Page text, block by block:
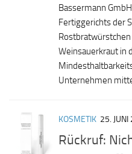
Bassermann
Fertiggerichts der
Weinsauerkraut in
Unternehmen
KOSMETIK 25. JUNI
Rückruf: